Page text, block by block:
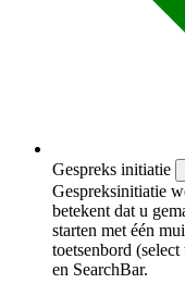
Gespreks initiatie
Gespreksinitiatie
betekent dat u
starten met één
toetsenbord
en SearchBar.